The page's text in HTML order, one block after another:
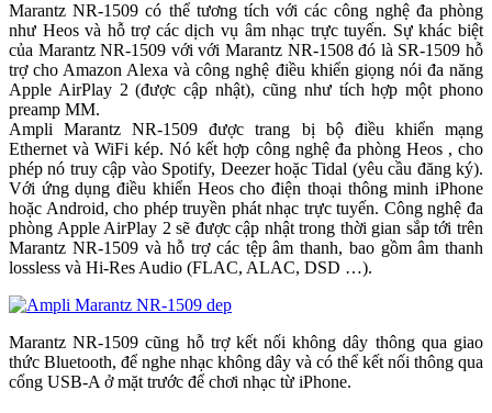
Marantz NR-1509 có thể tương tích với các công nghệ đa phòng
như Heos và hỗ trợ các dịch vụ âm nhạc trực tuyến. Sự khác biệt
của Marantz NR-1509 với với Marantz NR-1508 đó là SR-1509 hỗ
trợ cho Amazon Alexa và công nghệ điều khiển giọng nói đa năng
Apple AirPlay 2 (được cập nhật), cũng như tích hợp một phono
preamp MM.
Ampli Marantz NR-1509 được trang bị bộ điều khiển mạng
Ethernet và WiFi kép. Nó kết hợp công nghệ đa phòng Heos , cho
phép nó truy cập vào Spotify, Deezer hoặc Tidal (yêu cầu đăng ký).
Với ứng dụng điều khiển Heos cho điện thoại thông minh iPhone
hoặc Android, cho phép truyền phát nhạc trực tuyến. Công nghệ đa
phòng Apple AirPlay 2 sẽ được cập nhật trong thời gian sắp tới trên
Marantz NR-1509 và hỗ trợ các tệp âm thanh, bao gồm âm thanh
lossless và Hi-Res Audio (FLAC, ALAC, DSD …).
Marantz NR-1509 cũng hỗ trợ kết nối không dây thông qua giao
thức Bluetooth, để nghe nhạc không dây và có thể kết nối thông qua
cổng USB-A ở mặt trước để chơi nhạc từ iPhone.